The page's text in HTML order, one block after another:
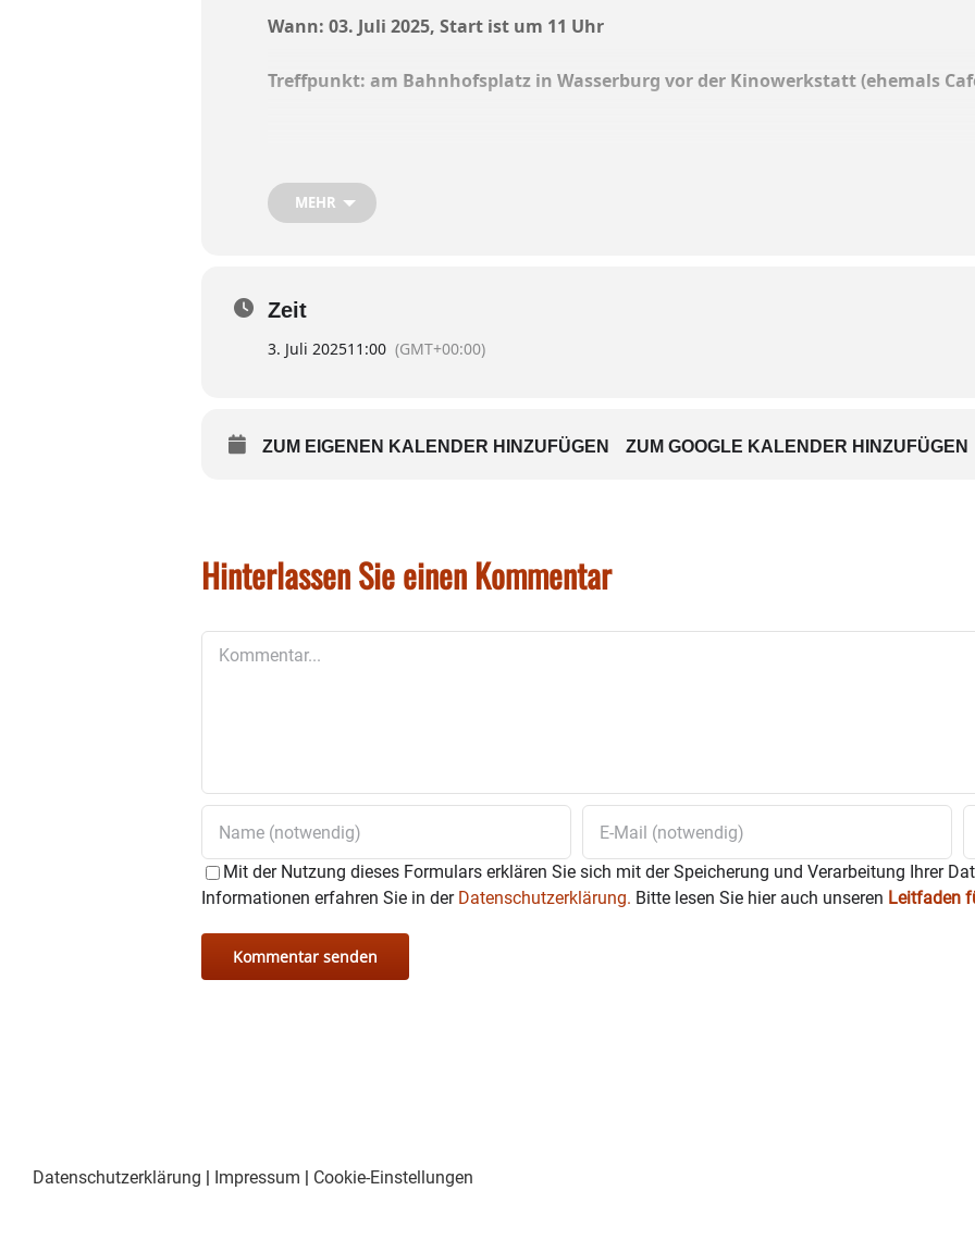
Wann: 03. Juli 2025, Start ist um 11 Uhr
Treffpunkt: am Bahnhofsplatz in Wasserburg vor der Kinowerkstatt (ehemals
Dem Wetter bestens angepasst: Aufgrund der derzeit so hohen Temperaturen führt
Wasserburger Kneipp-Vereins am 3. Juli entlang des schattigen Uferweges in Richtung
MEHR
Zeit
3. Juli 202511:00 (GMT+00:00)
ZUM EIGENEN KALENDER HINZUFÜGEN ZUM GOOGLE KALENDER HINZUFÜGEN
Hinterlassen Sie einen Kommentar
Mit der Nutzung dieses Formulars erklären Sie sich mit der Speicherung und Verarbeitung Ihrer
Informationen erfahren Sie in der Datenschutzerklärung. Bitte lesen Sie hier auch unseren Leitfaden
Datenschutzerklärung | Impressum | Cookie-Einstellungen